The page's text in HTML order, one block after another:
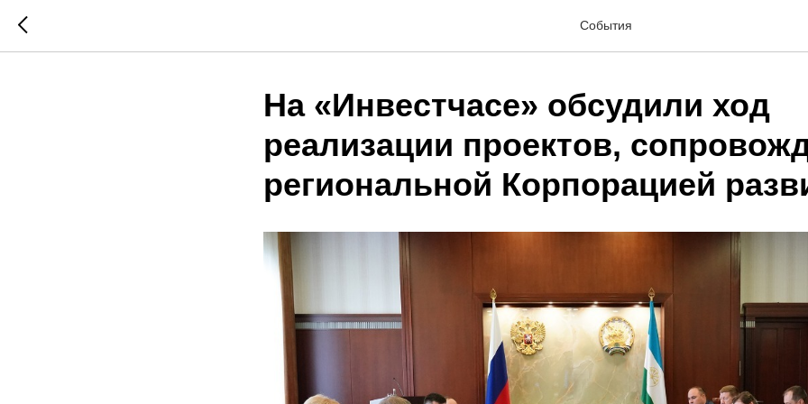
События
На «Инвестчасе» обсудили ход
реализации проектов,
региональной Корпорацией